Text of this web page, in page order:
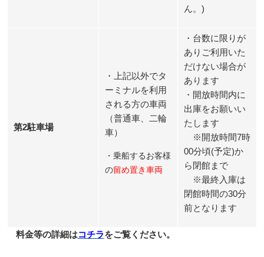
ん。)
第2駐車場
・上記以外でタ
ーミナルを利用
される方の車両
（普通車、二輪
車）
・乗船するお客様
の留め置き車両
・台数に限りが
ありご利用いた
だけない場合が
あります
・開放時間内に
出庫をお願いい
たします
※開放時間7時
00分頃(予定)か
ら閉館まで
※最終入庫は
閉館時間の30分
前となります
料金等の詳細はコチラをご覧ください。